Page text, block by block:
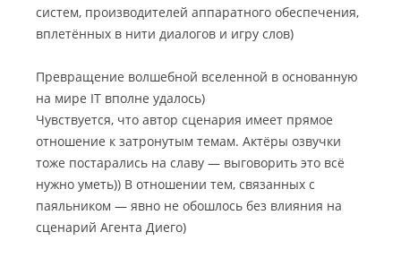
систем, производителей аппаратного обеспечения,
вплетённых в нити диалогов и игру слов)
Превращение волшебной вселенной в основанную
на мире IT вполне удалось)
Чувствуется, что автор сценария имеет прямое
отношение к затронутым темам. Актёры озвучки
тоже постарались на славу — выговорить это всё
нужно уметь)) В отношении тем, связанных с
паяльником — явно не обошлось без влияния на
сценарий Агента Диего)